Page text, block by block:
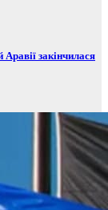
Аравії закінчилася